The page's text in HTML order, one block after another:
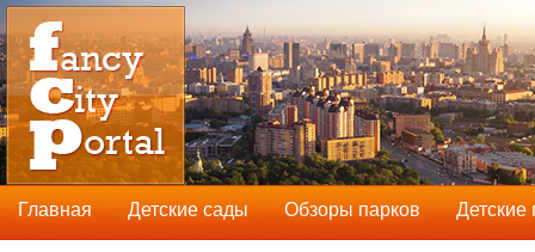
Главная Детские сады Обзоры парков Детские